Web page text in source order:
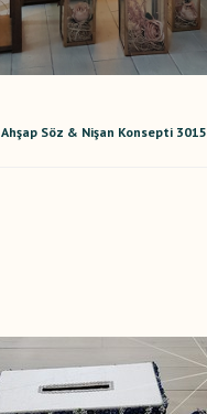
Ahşap Söz & Nişan Konsepti 3015